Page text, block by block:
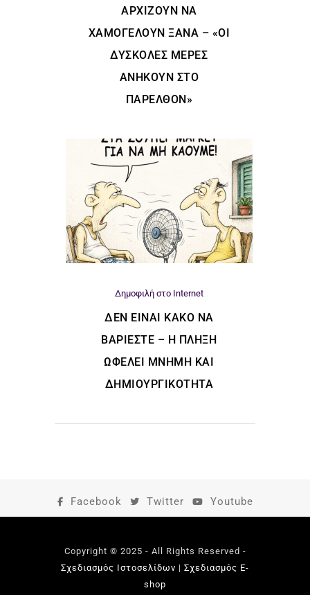
ΑΡΧΊΖΟΥΝ ΝΑ
ΧΑΜΟΓΕΛΟΎΝ ΞΑΝΆ – «ΟΙ
ΔΎΣΚΟΛΕΣ ΜΈΡΕΣ
ΑΝΉΚΟΥΝ ΣΤΟ
ΠΑΡΕΛΘΌΝ»
Δημοφιλή στο Internet
ΔΕΝ ΕΊΝΑΙ ΚΑΚΌ ΝΑ
ΒΑΡΙΈΣΤΕ – Η ΠΛΉΞΗ
ΩΦΕΛΕΊ ΜΝΉΜΗ ΚΑΙ
ΔΗΜΙΟΥΡΓΙΚΌΤΗΤΑ
Facebook Twitter Youtube
Copyright © 2025 - All Rights Reserved -
Σχεδιασμός Ιστοσελίδων | Σχεδιασμός E-
shop